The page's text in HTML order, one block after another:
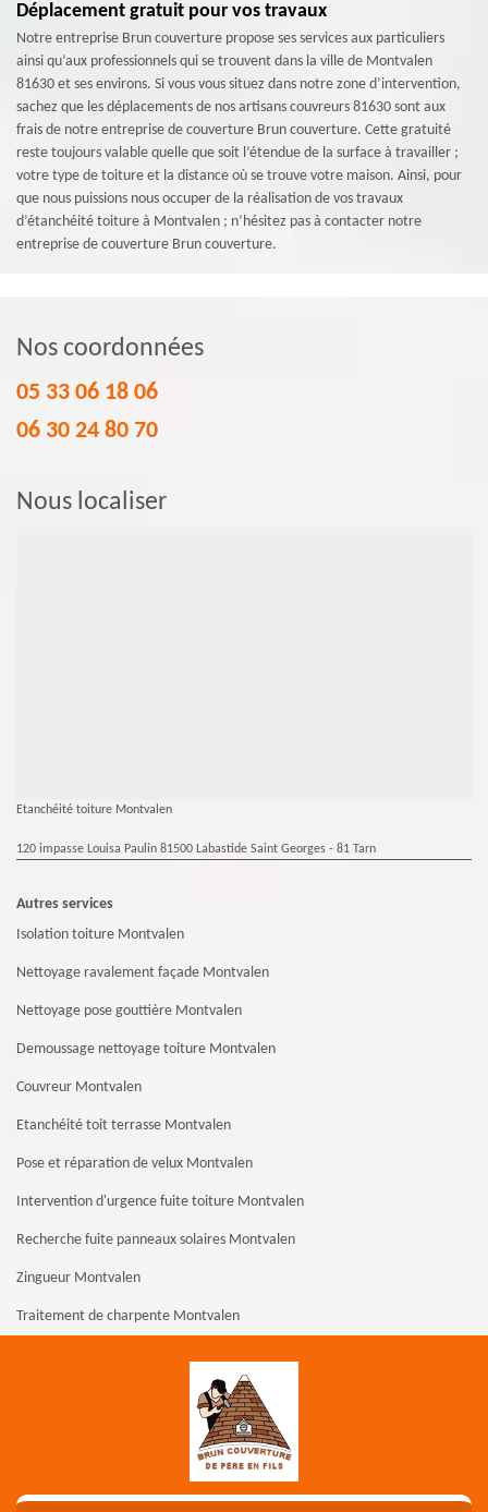
Déplacement gratuit pour vos travaux
Notre entreprise Brun couverture propose ses services aux particuliers
ainsi qu’aux professionnels qui se trouvent dans la ville de Montvalen
81630 et ses environs. Si vous vous situez dans notre zone d’intervention,
sachez que les déplacements de nos artisans couvreurs 81630 sont aux
frais de notre entreprise de couverture Brun couverture. Cette gratuité
reste toujours valable quelle que soit l’étendue de la surface à travailler ;
votre type de toiture et la distance où se trouve votre maison. Ainsi, pour
que nous puissions nous occuper de la réalisation de vos travaux
d’étanchéité toiture à Montvalen ; n’hésitez pas à contacter notre
entreprise de couverture Brun couverture.
Nos coordonnées
05 33 06 18 06
06 30 24 80 70
Nous localiser
Etanchéité toiture Montvalen
120 impasse Louisa Paulin 81500 Labastide Saint Georges - 81 Tarn
Autres services
Isolation toiture Montvalen
Nettoyage ravalement façade Montvalen
Nettoyage pose gouttière Montvalen
Demoussage nettoyage toiture Montvalen
Couvreur Montvalen
Etanchéité toit terrasse Montvalen
Pose et réparation de velux Montvalen
Intervention d'urgence fuite toiture Montvalen
Recherche fuite panneaux solaires Montvalen
Zingueur Montvalen
Traitement de charpente Montvalen